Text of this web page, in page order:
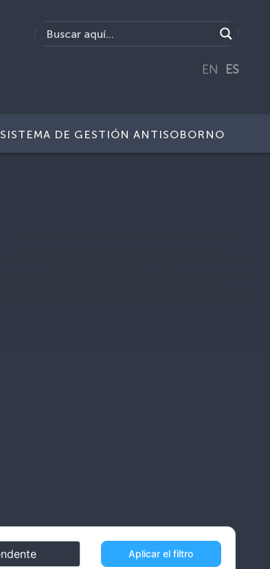
EN ES
SISTEMA DE GESTIÓN ANTISOBORNO
Aplicar el filtro